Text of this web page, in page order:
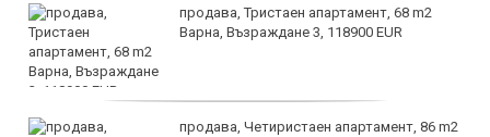
продава, Тристаен апартамент, 68 m2
Варна, Възраждане 3, 118900 EUR
продава, Четиристаен апартамент, 86 m2